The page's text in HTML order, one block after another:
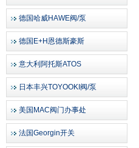
德国哈威HAWE阀/泵
德国E+H恩德斯豪斯
意大利阿托斯ATOS
日本丰兴TOYOOKI阀/泵
美国MAC阀门办事处
法国Georgin开关